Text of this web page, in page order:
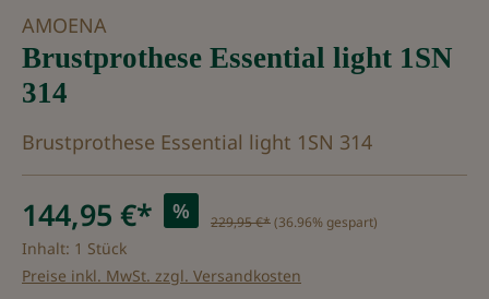
AMOENA
Brustprothese Essential light 1SN
314
Brustprothese Essential light 1SN 314
144,95 €* % 229,95 €*(36.96% gespart)
Inhalt: 1 Stück
Preise inkl. MwSt. zzgl. Versandkosten